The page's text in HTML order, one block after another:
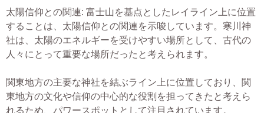
太陽信仰との関連: 富士山を基点としたレイライン上に位置
することは、太陽信仰との関連を示唆しています。寒川神
社は、太陽のエネルギーを受けやすい場所として、古代の
人々にとって重要な場所だったと考えられます。
関東地方の主要な神社を結ぶライン上に位置しており、関
東地方の文化や信仰の中心的な役割を担ってきたと考えら
れるため、パワースポットとして注目されています。